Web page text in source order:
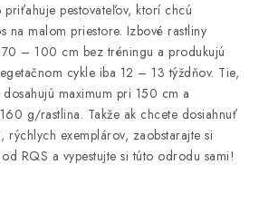
pestovateľov, ktorí chcú
na malom priestore. Izbové rastliny
– 100 cm bez tréningu a produkujú
cykle iba 12 – 13 týždňov. Tie,
maximum pri 150 cm a
g/rastlina. Takže ak chcete dosiahnuť
rýchlych exemplárov, zaobstarajte si
RQS a vypestujte si túto odrodu sami!